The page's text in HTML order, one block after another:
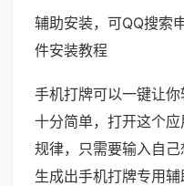
辅助安装，可QQ搜索
件安装教程
手机打牌可以一键让
十分简单，打开这个
规律，只需要输入自
生成出手机打牌专用